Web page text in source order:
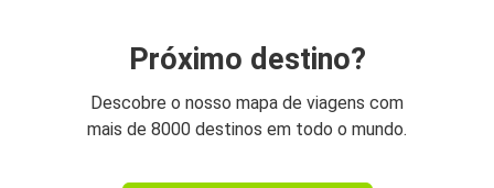
Próximo destino?
Descobre o nosso mapa de viagens com
mais de 8000 destinos em todo o mundo.